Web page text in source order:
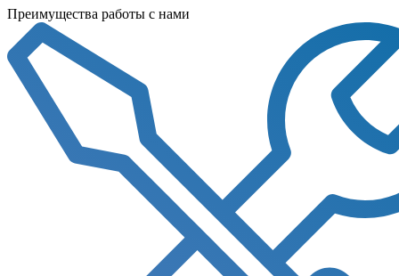
Преимущества работы с нами